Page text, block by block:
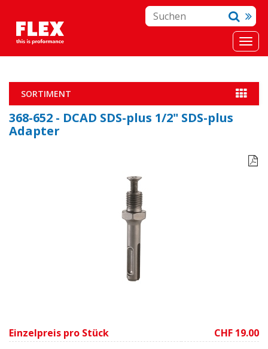
SORTIMENT
368-652 - DCAD SDS-plus 1/2" SDS-plus
Adapter

Einzelpreis pro Stück CHF 19.00